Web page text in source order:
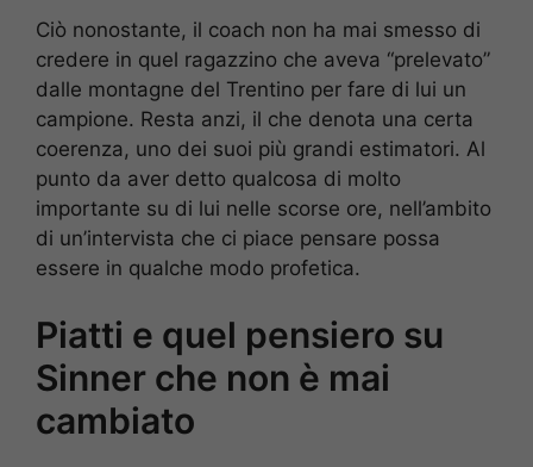
Ciò nonostante, il coach non ha mai smesso di
credere in quel ragazzino che aveva “prelevato”
dalle montagne del Trentino per fare di lui un
campione. Resta anzi, il che denota una certa
coerenza, uno dei suoi più grandi estimatori. Al
punto da aver detto qualcosa di molto
importante su di lui nelle scorse ore, nell’ambito
di un’intervista che ci piace pensare possa
essere in qualche modo profetica.
Piatti e quel pensiero su
Sinner che non è mai
cambiato